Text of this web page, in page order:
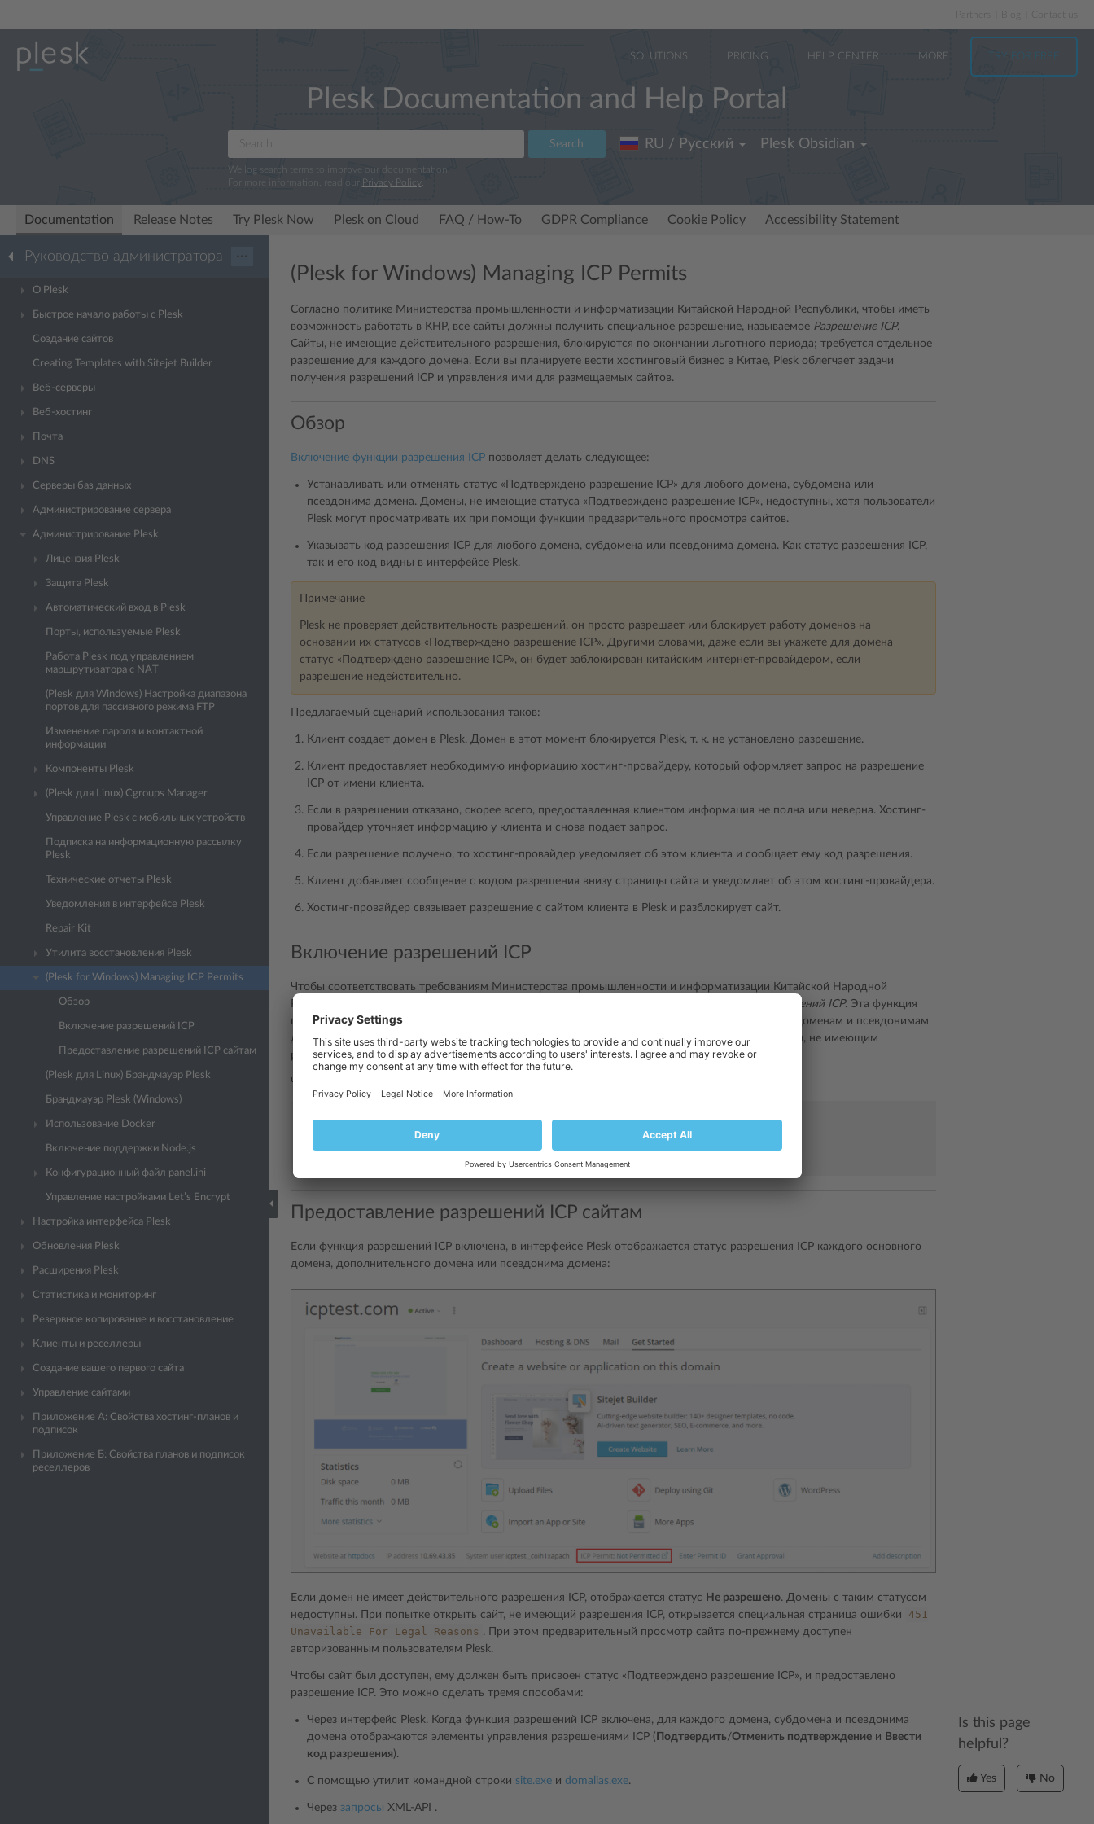
Partners
SOLUTIONS PRICING HELP CENTER MORE TRY FOR FREE
Plesk Documentation and Help Portal
Search
We log search terms to improve our documentation.
For more information, read our Privacy Policy.
RU / Русский Plesk Obsidian
Documentation Release Notes Try Plesk Now Plesk on Cloud FAQ / How-To GDPR Compliance Cookie Policy Accessibility Statement
Руководство администратора ···
О Plesk
Быстрое начало работы с Plesk
Создание сайтов
Creating Templates with Sitejet Builder
Веб-серверы
Веб-хостинг
Почта
DNS
Серверы баз данных
Администрирование сервера
Администрирование Plesk
Лицензия Plesk
Защита Plesk
Автоматический вход в Plesk
Порты, используемые Plesk
Работа Plesk под управлением
маршрутизатора с NAT
(Plesk для Windows) Настройка диапазона
портов для пассивного режима FTP
Изменение пароля и контактной
информации
Компоненты Plesk
(Plesk для Linux) Cgroups Manager
Управление Plesk с мобильных устройств
Подписка на информационную рассылку
Plesk
Технические отчеты Plesk
Уведомления в интерфейсе Plesk
Repair Kit
Утилита восстановления Plesk
(Plesk for Windows) Managing ICP Permits
Обзор
Включение разрешений ICP
Предоставление разрешений ICP сайтам
(Plesk для Linux) Брандмауэр Plesk
Брандмауэр Plesk (Windows)
Использование Docker
Включение поддержки Node.js
Конфигурационный файл panel.ini
Управление настройками Let’s Encrypt
Настройка интерфейса Plesk
Обновления Plesk
Расширения Plesk
Статистика и мониторинг
Резервное копирование и восстановление
Клиенты и реселлеры
Создание вашего первого сайта
Управление сайтами
Приложение A: Свойства хостинг-планов и
подписок
Приложение Б: Свойства планов и подписок
реселлеров
(Plesk for Windows) Managing ICP Permits
Согласно политике Министерства промышленности и информатизации Китайской Народной Республики, чтобы иметь
возможность работать в КНР, все сайты должны получить специальное разрешение, называемое Разрешение ICP.
Сайты, не имеющие действительного разрешения, блокируются по окончании льготного периода; требуется отдельное
разрешение для каждого домена. Если вы планируете вести хостинговый бизнес в Китае, Plesk облегчает задачи
получения разрешений ICP и управления ими для размещаемых сайтов.
Обзор
Включение функции разрешения ICP позволяет делать следующее:
Устанавливать или отменять статус «Подтверждено разрешение ICP» для любого домена, субдомена или
псевдонима домена. Домены, не имеющие статуса «Подтверждено разрешение ICP», недоступны, хотя пользователи
Plesk могут просматривать их при помощи функции предварительного просмотра сайтов.
Указывать код разрешения ICP для любого домена, субдомена или псевдонима домена. Как статус разрешения ICP,
так и его код видны в интерфейсе Plesk.
Примечание
Plesk не проверяет действительность разрешений, он просто разрешает или блокирует работу доменов на
основании их статусов «Подтверждено разрешение ICP». Другими словами, даже если вы укажете для домена
статус «Подтверждено разрешение ICP», он будет заблокирован китайским интернет-провайдером, если
разрешение недействительно.
Предлагаемый сценарий использования таков:
Клиент создает домен в Plesk. Домен в этот момент блокируется Plesk, т. к. не установлено разрешение.
Клиент предоставляет необходимую информацию хостинг-провайдеру, который оформляет запрос на разрешение
ICP от имени клиента.
Если в разрешении отказано, скорее всего, предоставленная клиентом информация не полна или неверна. Хостинг-
провайдер уточняет информацию у клиента и снова подает запрос.
Если разрешение получено, то хостинг-провайдер уведомляет об этом клиента и сообщает ему код разрешения.
Клиент добавляет сообщение с кодом разрешения внизу страницы сайта и уведомляет об этом хостинг-провайдера.
Хостинг-провайдер связывает разрешение с сайтом клиента в Plesk и разблокирует сайт.
Включение разрешений ICP
Чтобы соответствовать требованиям Министерства промышленности и информатизации Китайской Народной
разрешений ICP. Эта функция
позволяет предоставлять разрешения ICP основным доменам, дополнительным доменам, субдоменам и псевдонимам
доменов с использованием XML-API и командной строки, а также блокировать доступ к сайтам, не имеющим
разрешения ICP.
Чтобы включить функцию разрешений ICP, добавьте в файл
features.icpPermit = true
features.icpPermitLink
http://www.miitbeian.gov.cn/
features.icpPermitLearnMore = https://en.wikipedia.org/wiki/ICP_license
Предоставление разрешений ICP сайтам
Если функция разрешений ICP включена, в интерфейсе Plesk отображается статус разрешения ICP каждого основного
домена, дополнительного домена или псевдонима домена:
Если домен не имеет действительного разрешения ICP, отображается статус Не разрешено. Домены с таким статусом
недоступны. При попытке открыть сайт, не имеющий разрешения ICP, открывается специальная страница ошибки
451
Unavailable
For Legal Reasons . При этом предварительный просмотр сайта по-прежнему доступен
авторизованным пользователям Plesk.
Чтобы сайт был доступен, ему должен быть присвоен статус «Подтверждено разрешение ICP», и предоставлено
разрешение ICP. Это можно сделать тремя способами:
Через интерфейс Plesk. Когда функция разрешений ICP включена, для каждого домена, субдомена и псевдонима
домена отображаются элементы управления разрешениями ICP ( Подтвердить/Отменить подтверждение и Ввести
код разрешения).
С помощью утилит командной строки site.exe и domalias.exe.
Через запросы XML-API .
Is this page
helpful?
Yes No